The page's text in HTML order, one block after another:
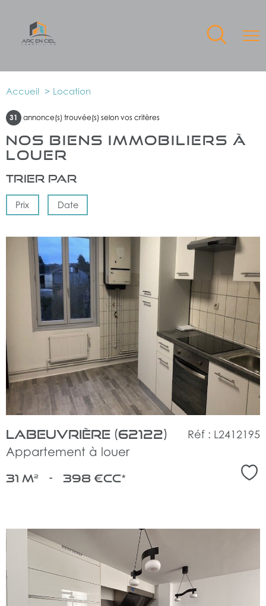
Accueil Location
31 annonce(s) trouvée(s) selon vos critères
NOS BIENS IMMOBILIERS À
LOUER
Trier par
Prix Date
voir
le
bien
Labeuvrière (62122)
Appartement à louer
Réf : L2412195
31 m² - 398 €CC*
voir